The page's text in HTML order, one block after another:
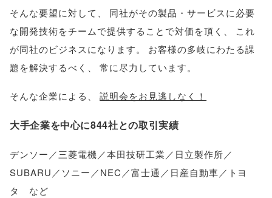
そんな要望に対して 、
同社がその製品・サービスに必要
な開発技術をチームで提供することで対価を頂く 、
これ
が同社のビジネスになります。
お客様の多岐にわたる課
題を解決するべく 、 常に尽力しています。
そんな企業による 、 説明会をお見逃しなく！
大手企業を中心に844社との取引実績
デンソー／三菱電機／本田技研工業／日立製作所／
SUBARU／ソニー／NEC／富士通／日産自動車／トヨ
タ など